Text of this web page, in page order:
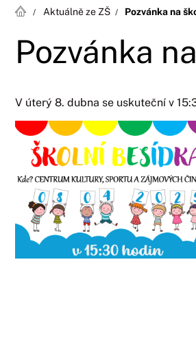
Aktuálně ze ZŠ Pozvánka na
Pozvánka
V úterý 8. dubna se uskuteční v